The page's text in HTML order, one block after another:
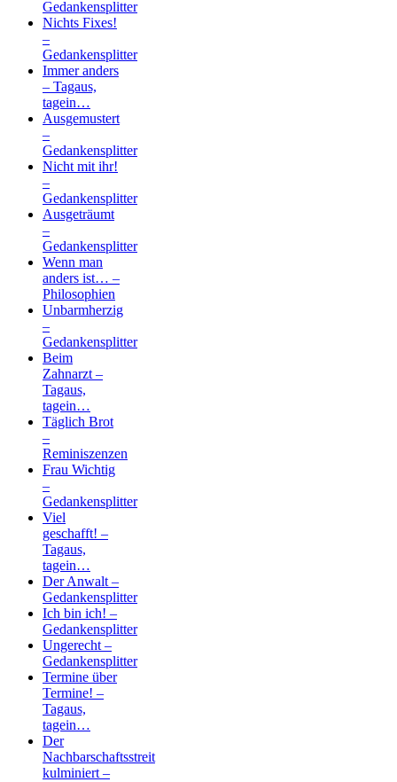
Gedankensplitter
Nichts Fixes!
–
Gedankensplitter
Immer anders
– Tagaus,
tagein…
Ausgemustert
–
Gedankensplitter
Nicht mit ihr!
–
Gedankensplitter
Ausgeträumt
–
Gedankensplitter
Wenn man
anders ist… –
Philosophien
Unbarmherzig
–
Gedankensplitter
Beim
Zahnarzt –
Tagaus,
tagein…
Täglich Brot
–
Reminiszenzen
Frau Wichtig
–
Gedankensplitter
Viel
geschafft! –
Tagaus,
tagein…
Der Anwalt –
Gedankensplitter
Ich bin ich! –
Gedankensplitter
Ungerecht –
Gedankensplitter
Termine über
Termine! –
Tagaus,
tagein…
Der
Nachbarschaftsstreit
kulminiert –